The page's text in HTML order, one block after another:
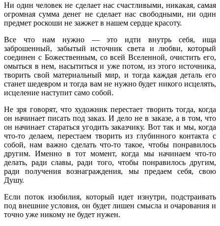
Ни один человек не сделает нас счастливыми, никакая, самая
огромная сумма денег не сделает нас свободными, ни один
предмет роскоши не зажжет в нашем сердце красоту.
Все что нам нужно — это идти внутрь себя, ища
заброшенный, забытый источник света и любви, который
соединен с Божественным, со всей Вселенной, очистить его,
омыться в нем, насытиться и уже потом, из этого источника,
творить свой материальный мир, и тогда каждая деталь его
станет шедевром и тогда вам не нужно будет никого исцелять,
исцеление наступит само собой.
Не зря говорят, что художник перестает творить тогда, когда
он начинает писать под заказ. И дело не в заказе, а в том, что
он начинает стараться угодить заказчику. Вот так и мы, когда
что-то делаем, перестаем творить из глубинного контакта с
собой, нам важно сделать что-то такое, чтобы понравилось
другим. Именно в тот момент, когда мы начинаем что-то
делать, ради славы, ради того, чтобы понравилось другим,
ради получения вознаграждения, мы предаем себя, свою
Душу.
Если поток изобилия, который идет изнутри, подстраивать
под внешние условия, он будет лишен смысла и очарования и
точно уже никому не будет нужен.